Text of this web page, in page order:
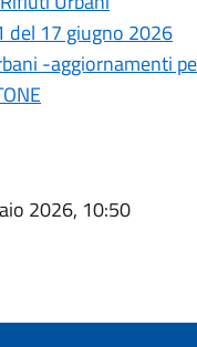
del 17 giugno 2026
-aggiornamenti
2026, 10:50